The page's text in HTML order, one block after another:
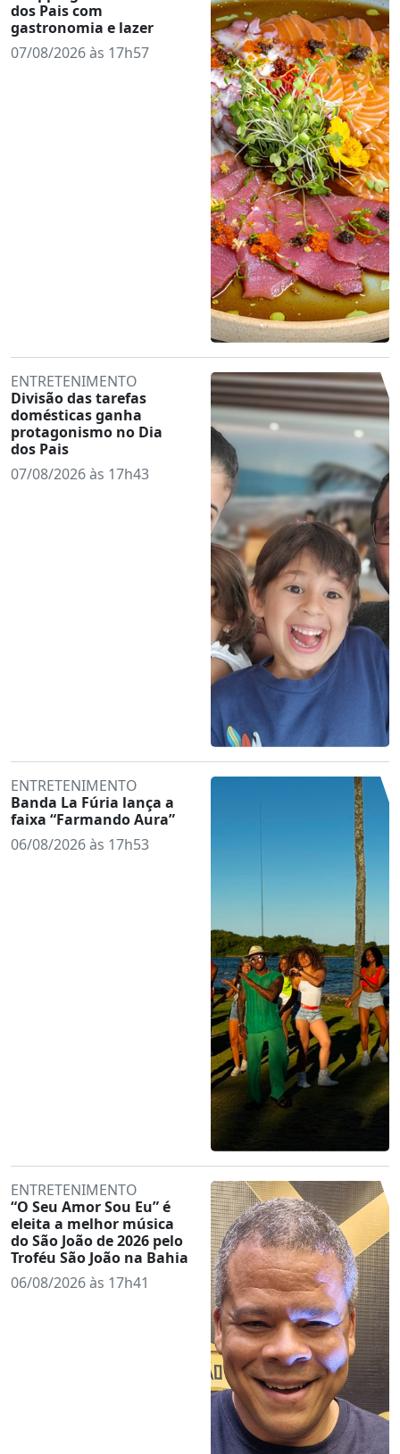
dos Pais com
gastronomia e lazer
07/08/2026 às 17h57
ENTRETENIMENTO
Divisão das tarefas
domésticas ganha
protagonismo no Dia
dos Pais
07/08/2026 às 17h43
ENTRETENIMENTO
Banda La Fúria lança a
faixa “Farmando Aura”
06/08/2026 às 17h53
ENTRETENIMENTO
“O Seu Amor Sou Eu” é
eleita a melhor música
do São João de 2026 pelo
Troféu São João na Bahia
06/08/2026 às 17h41